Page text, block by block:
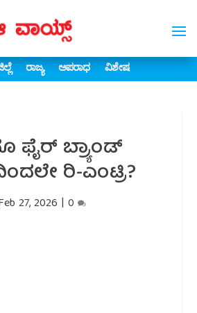
ರಾಜ್ಯ ಅಪರಾಧ ವಿಶೇಷ
ಫೈರ್ ಬ್ರ್ಯಾಂಡ್
ರಿ-ಎಂಟ್ರಿ?
27, 2026 | 0